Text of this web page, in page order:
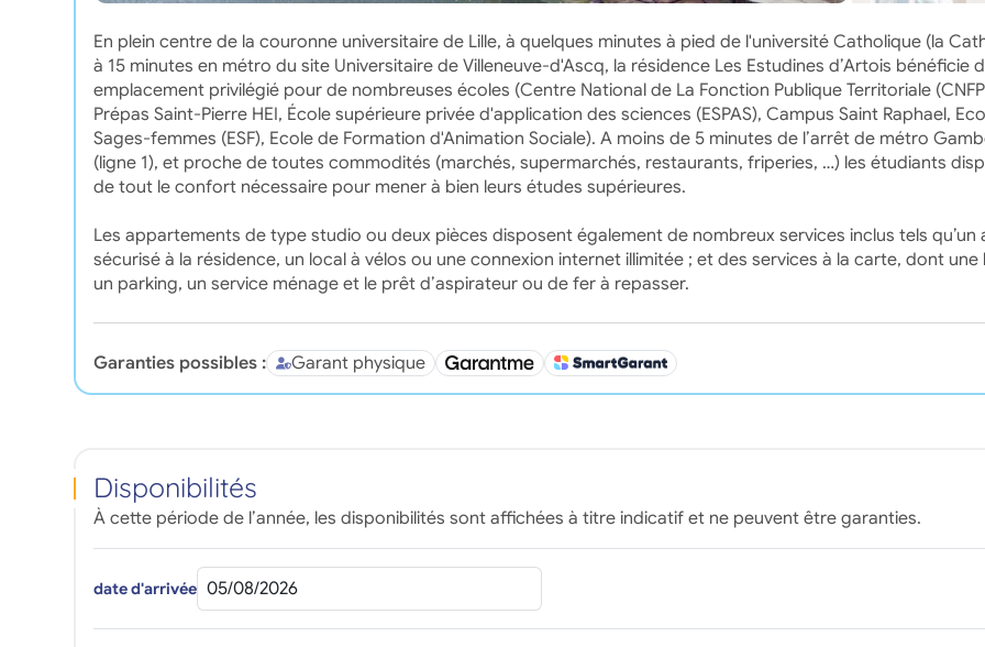
En plein centre de la couronne universitaire de Lille, à quelques minutes à pied de l'université Catholique (la
à 15 minutes en métro du site Universitaire de Villeneuve-d'Ascq, la résidence Les Estudines d’Artois bénéficie
emplacement privilégié pour de nombreuses écoles (Centre National de La Fonction Publique Territoriale
Prépas Saint-Pierre HEI, École supérieure privée d'application des sciences (ESPAS), Campus Saint Raphael,
Sages-femmes (ESF), Ecole de Formation d'Animation Sociale). A moins de 5 minutes de l’arrêt de métro
(ligne 1), et proche de toutes commodités (marchés, supermarchés, restaurants, friperies, …) les étudiants
de tout le confort nécessaire pour mener à bien leurs études supérieures.
Les appartements de type studio ou deux pièces disposent également de nombreux services inclus tels qu’un
sécurisé à la résidence, un local à vélos ou une connexion internet illimitée ; et des services à la carte, dont une
un parking, un service ménage et le prêt d’aspirateur ou de fer à repasser.
Garanties possibles : Garant physique
Disponibilités
À cette période de l’année, les disponibilités sont affichées à titre indicatif et ne peuvent être garanties.
date d'arrivée